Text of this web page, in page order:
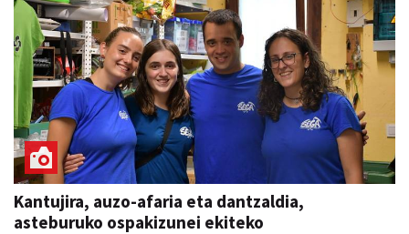
Kantujira, auzo-afaria eta dantzaldia,
asteburuko ospakizunei ekiteko